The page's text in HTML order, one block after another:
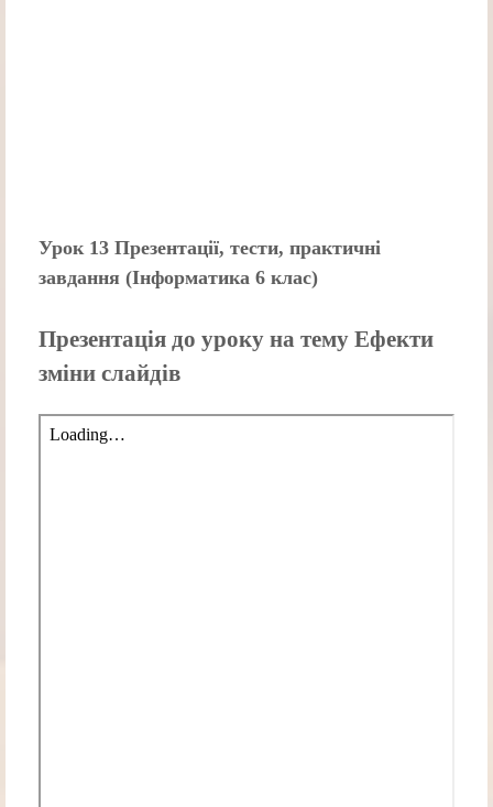
Урок 13 Презентації, тести, практичні
завдання (Інформатика 6 клас)
Презентація до уроку на тему Ефекти
зміни слайдів